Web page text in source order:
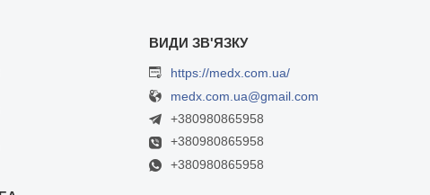
https://medx.com.ua/
medx.com.ua@gmail.com
+380980865958
+380980865958
+380980865958